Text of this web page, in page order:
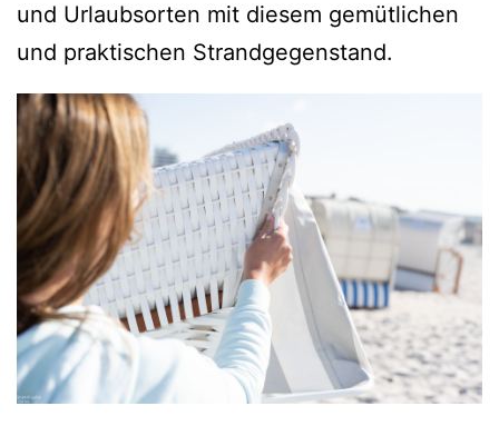
und Urlaubsorten mit diesem gemütlichen
und praktischen Strandgegenstand.